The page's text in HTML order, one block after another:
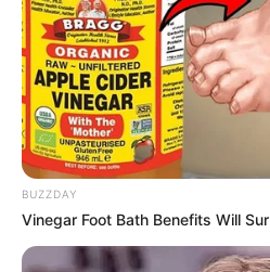
LIHAT
Laras Kinanda
BUZZDAY
Vinegar Foot Bath Benefits Will